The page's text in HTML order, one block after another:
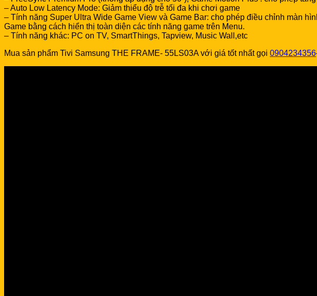
– Auto Low Latency Mode: Giảm thiểu độ trễ tối đa khi chơi game
– Tính năng Super Ultra Wide Game View và Game Bar: cho phép điều chỉnh màn
Game bằng cách hiển thị toàn diện các tính năng game trên Menu.
– Tính năng khác: PC on TV, SmartThings, Tapview, Music Wall,etc
Mua sản phẩm Tivi Samsung THE FRAME- 55LS03A với giá tốt nhất gọi 0904234356